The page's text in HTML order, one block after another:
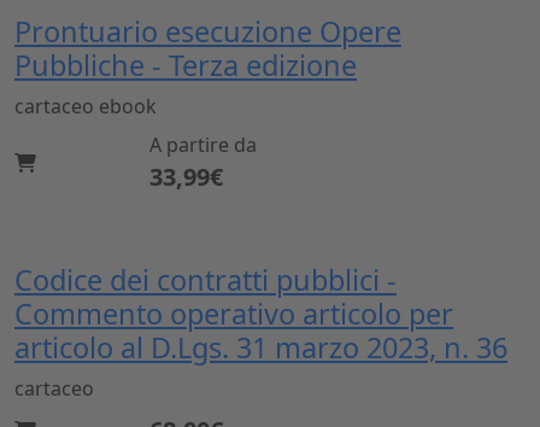
Prontuario esecuzione Opere
Pubbliche - Terza edizione
cartaceo ebook
A partire da
33,99€
Codice dei contratti pubblici -
Commento operativo articolo per
articolo al D.Lgs. 31 marzo 2023, n. 36
cartaceo